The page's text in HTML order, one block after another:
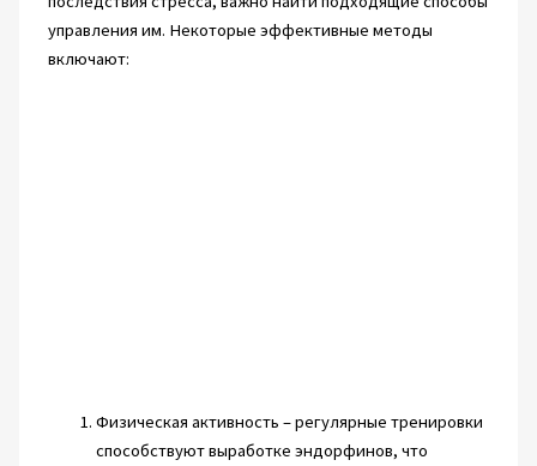
управления им. Некоторые эффективные методы
включают:
Физическая активность – регулярные тренировки
способствуют выработке эндорфинов, что